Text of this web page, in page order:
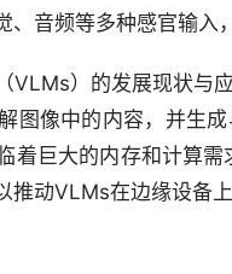
音频等多种感官输入
VLMs）的发展现状与
图像中的内容，并生
着巨大的内存和计算
动VLMs在边缘设备上